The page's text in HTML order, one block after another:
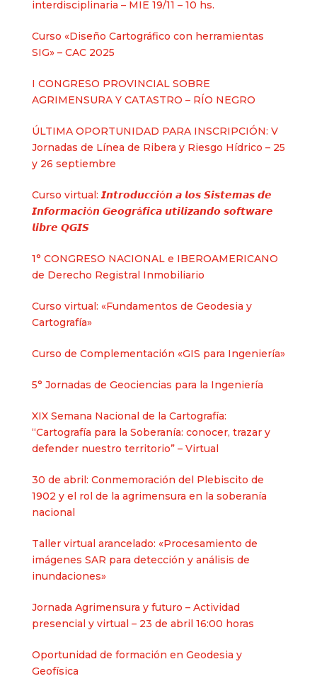
interdisciplinaria – MIE 19/11 – 10 hs.
Curso «Diseño Cartográfico con herramientas
SIG» – CAC 2025
I CONGRESO PROVINCIAL SOBRE
AGRIMENSURA Y CATASTRO – RÍO NEGRO
ÚLTIMA OPORTUNIDAD PARA INSCRIPCIÓN: V
Jornadas de Línea de Ribera y Riesgo Hídrico – 25
y 26 septiembre
Curso virtual: 𝙄𝙣𝙩𝙧𝙤𝙙𝙪𝙘𝙘𝙞ó𝙣 𝙖 𝙡𝙤𝙨 𝙎𝙞𝙨𝙩𝙚𝙢𝙖𝙨 𝙙𝙚
𝙄𝙣𝙛𝙤𝙧𝙢𝙖𝙘𝙞ó𝙣 𝙂𝙚𝙤𝙜𝙧á𝙛𝙞𝙘𝙖 𝙪𝙩𝙞𝙡𝙞𝙯𝙖𝙣𝙙𝙤 𝙨𝙤𝙛𝙩𝙬𝙖𝙧𝙚
𝙡𝙞𝙗𝙧𝙚 𝙌𝙂𝙄𝙎
1° CONGRESO NACIONAL e IBEROAMERICANO
de Derecho Registral Inmobiliario
Curso virtual: «Fundamentos de Geodesia y
Cartografía»
Curso de Complementación «GIS para Ingeniería»
5° Jornadas de Geociencias para la Ingeniería
XIX Semana Nacional de la Cartografía:
“Cartografía para la Soberanía: conocer, trazar y
defender nuestro territorio” – Virtual
30 de abril: Conmemoración del Plebiscito de
1902 y el rol de la agrimensura en la soberanía
nacional​
Taller virtual arancelado: «Procesamiento de
imágenes SAR para detección y análisis de
inundaciones»
Jornada Agrimensura y futuro – Actividad
presencial y virtual – 23 de abril 16:00 horas
Oportunidad de formación en Geodesia y
Geofísica